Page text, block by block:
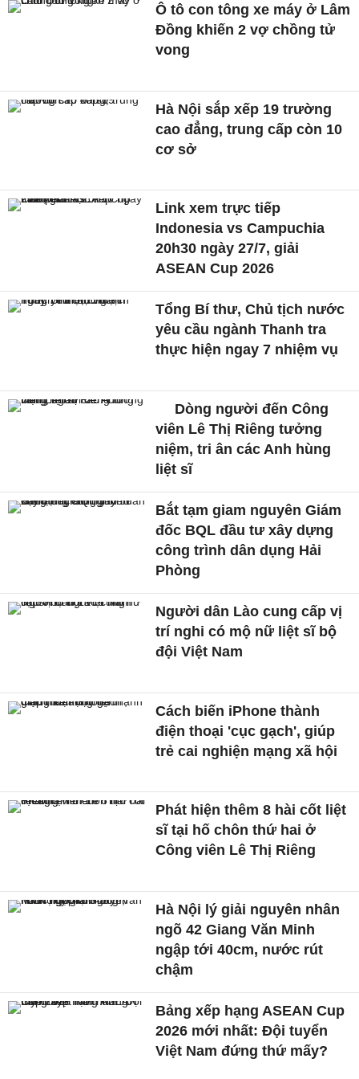
Ô tô con tông xe máy ở Lâm
Đồng khiến 2 vợ chồng tử
vong
Hà Nội sắp xếp 19 trường
cao đẳng, trung cấp còn 10
cơ sở
Link xem trực tiếp
Indonesia vs Campuchia
20h30 ngày 27/7, giải
ASEAN Cup 2026
Tổng Bí thư, Chủ tịch nước
yêu cầu ngành Thanh tra
thực hiện ngay 7 nhiệm vụ
Dòng người đến Công
viên Lê Thị Riêng tưởng
niệm, tri ân các Anh hùng
liệt sĩ
Bắt tạm giam nguyên Giám
đốc BQL đầu tư xây dựng
công trình dân dụng Hải
Phòng
Người dân Lào cung cấp vị
trí nghi có mộ nữ liệt sĩ bộ
đội Việt Nam
Cách biến iPhone thành
điện thoại 'cục gạch', giúp
trẻ cai nghiện mạng xã hội
Phát hiện thêm 8 hài cốt liệt
sĩ tại hố chôn thứ hai ở
Công viên Lê Thị Riêng
Hà Nội lý giải nguyên nhân
ngõ 42 Giang Văn Minh
ngập tới 40cm, nước rút
chậm
Bảng xếp hạng ASEAN Cup
2026 mới nhất: Đội tuyển
Việt Nam đứng thứ mấy?